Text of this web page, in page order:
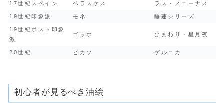
17世紀スペイン ベラスケス ラス・メニーナス
19世紀印象派 モネ 睡蓮シリーズ
19世紀ポスト印象
派
ゴッホ ひまわり・星月夜
20世紀 ピカソ ゲルニカ
初心者が見るべき油絵